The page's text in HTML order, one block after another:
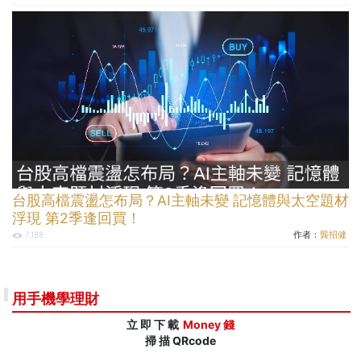
台股高檔震盪怎布局？AI主軸未變 記憶體與太空題材
浮現 第2季逢回買！
7,188 作者： 龔招健
用手機學理財
立 即 下 載 Money 錢
掃 描 QRcode